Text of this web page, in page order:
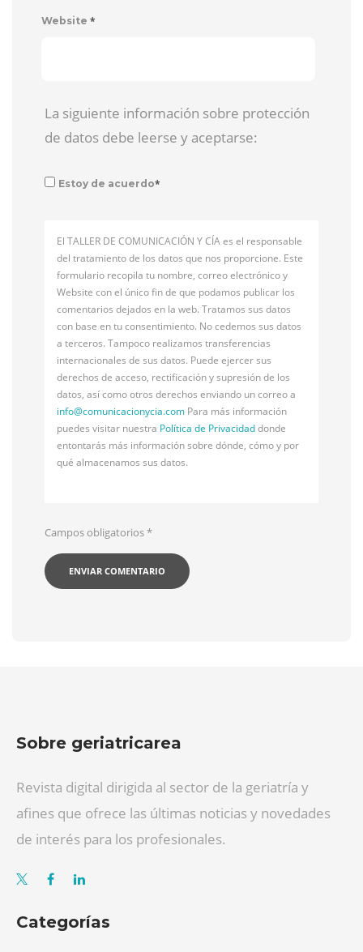
Website *
La siguiente información sobre protección
de datos debe leerse y aceptarse:
Estoy de acuerdo*
El TALLER DE COMUNICACIÓN Y CÍA es el responsable
del tratamiento de los datos que nos proporcione. Este
formulario recopila tu nombre, correo electrónico y
Website con el único fin de que podamos publicar los
comentarios dejados en la web. Tratamos sus datos
con base en tu consentimiento. No cedemos sus datos
a terceros. Tampoco realizamos transferencias
internacionales de sus datos. Puede ejercer sus
derechos de acceso, rectificación y supresión de los
datos, así como otros derechos enviando un correo a
info@comunicacionycia.com Para más información
puedes visitar nuestra Política de Privacidaddonde
entontarás más información sobre dónde, cómo y por
qué almacenamos sus datos.
Campos obligatorios*
Sobre geriatricarea
Revista digital dirigida al sector de la geriatría y
afines que ofrece las últimas noticias y novedades
de interés para los profesionales.
Categorías